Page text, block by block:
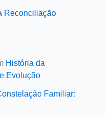
Reconciliação
História da
Evolução
Familiar: